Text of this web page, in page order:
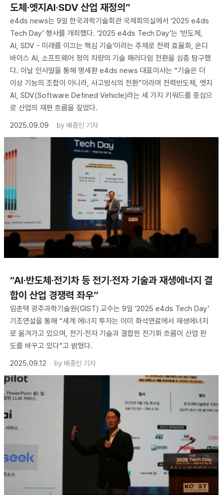
도체·엣지AI·SDV 산업 재정의”
e4ds news는 9일 한국과학기술회관 국제회의실에서 ‘2025 e4ds
Tech Day’ 행사를 개최했다. ‘2025 e4ds Tech Day’는 ‘반도체,
AI, SDV - 미래를 이끄는 핵심 기술’이라는 주제로 전력 효율화, 온디
바이스 AI, 소프트웨어 정의 차량의 기술 패러다임 전환을 심층 탐구했
다. 이날 인사말을 통해 명세환 e4ds news 대표이사는 “기술은 더
이상 기능의 조합이 아니라, 사고방식의 전환”이라며 전력반도체, 엣지
AI, SDV(Software Defined Vehicle)라는 세 가지 키워드를 중심으
로 산업의 재편 흐름을 짚었다.
2025.09.09
by 배종인 기자
“AI·반도체·전기차 등 전기·전자 기술과 재생에너지 결
합이 산업 경쟁력 좌우”
임춘택 광주과학기술원(GIST) 교수는 9일 ‘2025 e4ds Tech Day’
기조연설을 통해 “세계 에너지 투자는 이미 화석연료에서 재생에너지
로 옮겨가고 있으며, 전기·전자 기술과 결합한 전기화 흐름이 산업 판
도를 바꾸고 있다”고 밝혔다.
2025.09.12
by 배종인 기자